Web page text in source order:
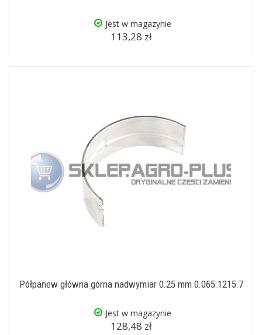
Jest w magazynie
113,28 zł
Półpanew główna górna nadwymiar 0.25 mm 0.065.1215.7
Jest w magazynie
128,48 zł